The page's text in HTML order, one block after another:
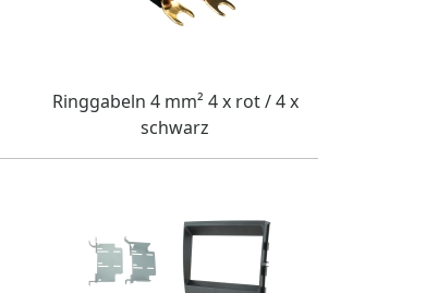
Ringgabeln 4 mm² 4 x rot / 4 x
schwarz